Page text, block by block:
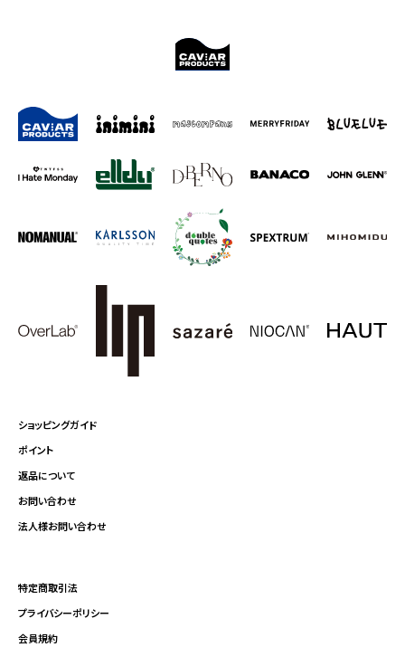
ショッピングガイド
ポイント
返品について
お問い合わせ
法人様お問い合わせ
特定商取引法
プライバシーポリシー
会員規約